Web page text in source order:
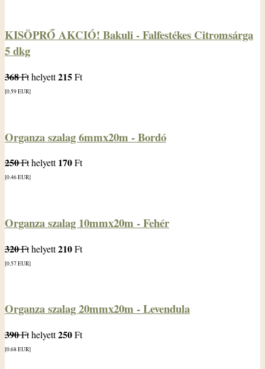
KISÖPRŐ AKCIÓ! Bakuli - Falfestékes Citromsárga
5 dkg
368Fthelyett215Ft
[0.59EUR]
Organza szalag 6mmx20m - Bordó
250Fthelyett170Ft
[0.46EUR]
Organza szalag 10mmx20m - Fehér
320Fthelyett210Ft
[0.57EUR]
Organza szalag 20mmx20m - Levendula
390Fthelyett250Ft
[0.68EUR]